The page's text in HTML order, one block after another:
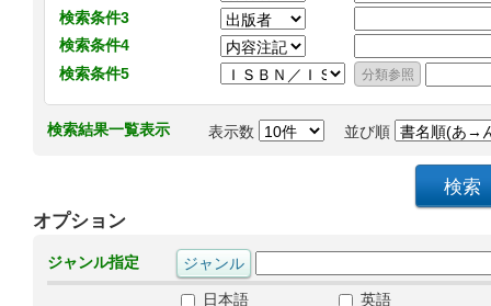
検索条件3
検索条件4
検索条件5
検索結果一覧表示 表示数 並び順
オプション
ジャンル指定
日本語
英語